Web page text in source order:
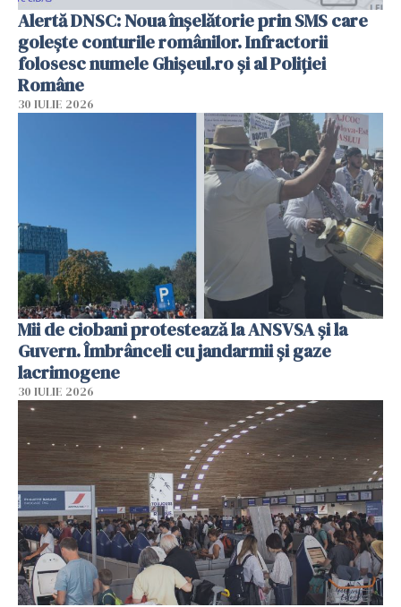
Alertă DNSC: Noua înșelătorie prin SMS care
golește conturile românilor. Infractorii
folosesc numele Ghișeul.ro și al Poliției
Române
30 IULIE 2026
Mii de ciobani protestează la ANSVSA și la
Guvern. Îmbrânceli cu jandarmii și gaze
lacrimogene
30 IULIE 2026